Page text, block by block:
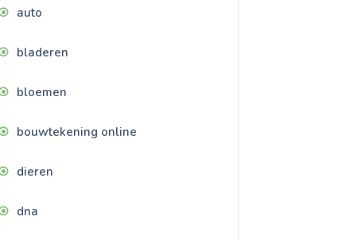
auto
bladeren
bloemen
bouwtekening online
dieren
dna